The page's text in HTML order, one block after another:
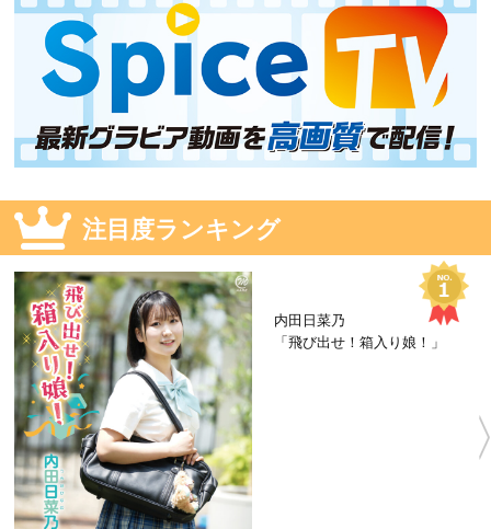
注目度ランキング
内田日菜乃
「飛び出せ！箱入り娘！」